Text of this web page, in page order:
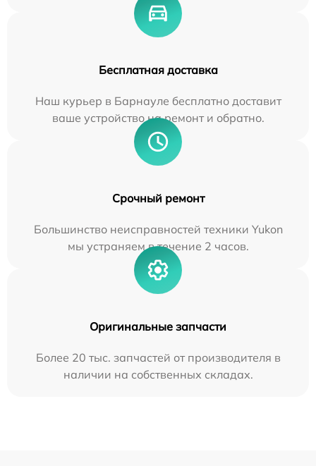
Бесплатная доставка
Наш курьер в Барнауле бесплатно доставит
ваше устройство на ремонт и обратно.
Срочный ремонт
Большинство неисправностей техники Yukon
мы устраняем в течение 2 часов.
Оригинальные запчасти
Более 20 тыс. запчастей от производителя в
наличии на собственных складах.